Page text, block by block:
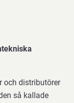
och distributörer
så kallade